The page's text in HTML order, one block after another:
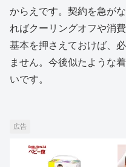
からえです。契約を急が
ればクーリングオフや消
基本を押さえておけば、
ません。今後似たような
いです。
広告